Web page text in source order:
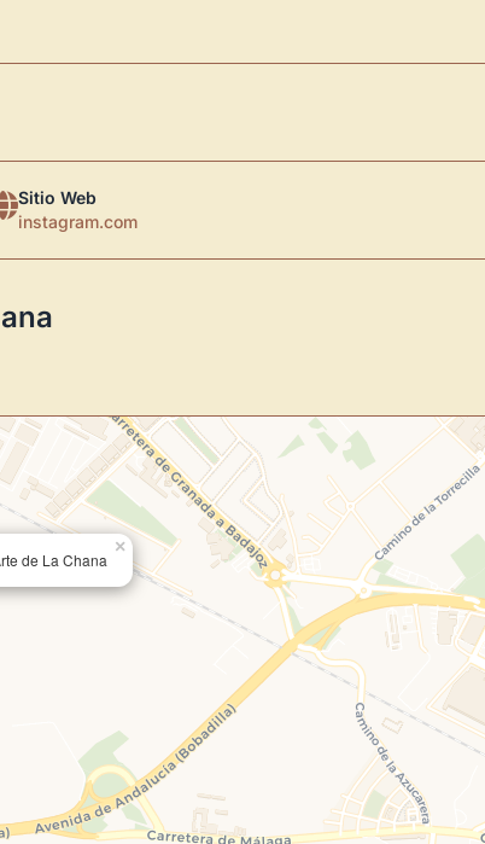
Sitio Web
instagram.com
de La Chana
×
×
tus obras
tu Espacio de Arte
Crea eventos y noticias
mensajes
de tus obras
y abrir mi Panel Explorar obras